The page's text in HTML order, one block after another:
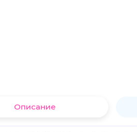
Описание